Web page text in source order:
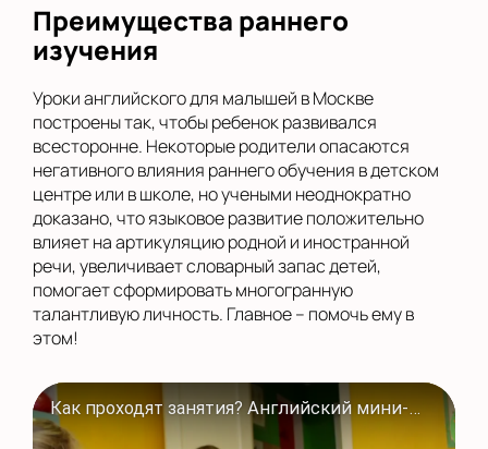
Преимущества раннего
изучения
Уроки английского для малышей в Москве
построены так, чтобы ребенок развивался
всесторонне. Некоторые родители опасаются
негативного влияния раннего обучения в детском
центре или в школе, но учеными неоднократно
доказано, что языковое развитие положительно
влияет на артикуляцию родной и иностранной
речи, увеличивает словарный запас детей,
помогает сформировать многогранную
талантливую личность. Главное – помочь ему в
этом!
Как проходят занятия? Английский мини-сад в Полиглотиках